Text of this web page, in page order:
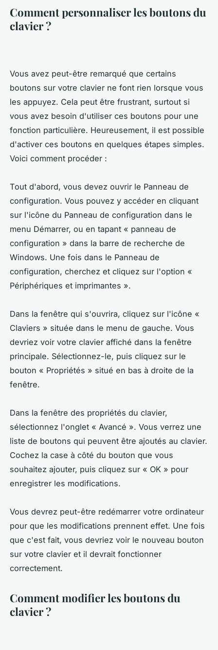
Comment personnaliser les boutons du
clavier ?
Vous avez peut-être remarqué que certains
boutons sur votre clavier ne font rien lorsque vous
les appuyez. Cela peut être frustrant, surtout si
vous avez besoin d'utiliser ces boutons pour une
fonction particulière. Heureusement, il est possible
d'activer ces boutons en quelques étapes simples.
Voici comment procéder :
Tout d'abord, vous devez ouvrir le Panneau de
configuration. Vous pouvez y accéder en cliquant
sur l'icône du Panneau de configuration dans le
menu Démarrer, ou en tapant « panneau de
configuration » dans la barre de recherche de
Windows. Une fois dans le Panneau de
configuration, cherchez et cliquez sur l'option «
Périphériques et imprimantes ».
Dans la fenêtre qui s'ouvrira, cliquez sur l'icône «
Claviers » située dans le menu de gauche. Vous
devriez voir votre clavier affiché dans la fenêtre
principale. Sélectionnez-le, puis cliquez sur le
bouton « Propriétés » situé en bas à droite de la
fenêtre.
Dans la fenêtre des propriétés du clavier,
sélectionnez l'onglet « Avancé ». Vous verrez une
liste de boutons qui peuvent être ajoutés au clavier.
Cochez la case à côté du bouton que vous
souhaitez ajouter, puis cliquez sur « OK » pour
enregistrer les modifications.
Vous devrez peut-être redémarrer votre ordinateur
pour que les modifications prennent effet. Une fois
que c'est fait, vous devriez voir le nouveau bouton
sur votre clavier et il devrait fonctionner
correctement.
Comment modifier les boutons du
clavier ?